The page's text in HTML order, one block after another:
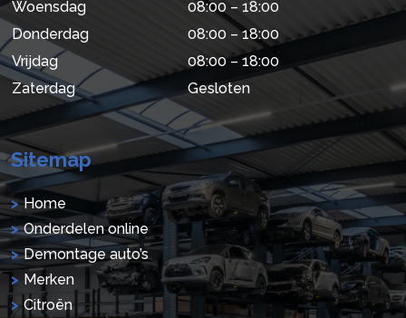
Woensdag
08:00 – 18:00
Donderdag
08:00 – 18:00
Vrijdag
08:00 – 18:00
Zaterdag
Gesloten
Sitemap
Home
Onderdelen online
Demontage auto’s
Merken
Citroën